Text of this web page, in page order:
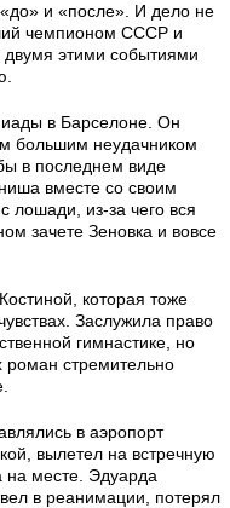
и «после». И дело не
чемпионом СССР и
этими событиями
в Барселоне. Он
большим неудачником
в последнем виде
вместе со своим
лошади, из-за чего вся
зачете Зеновка и вовсе
которая тоже
Заслужила право
гимнастике, но
роман стремительно
в аэропорт
вылетел на встречную
на месте. Эдуарда
в реанимации, потерял